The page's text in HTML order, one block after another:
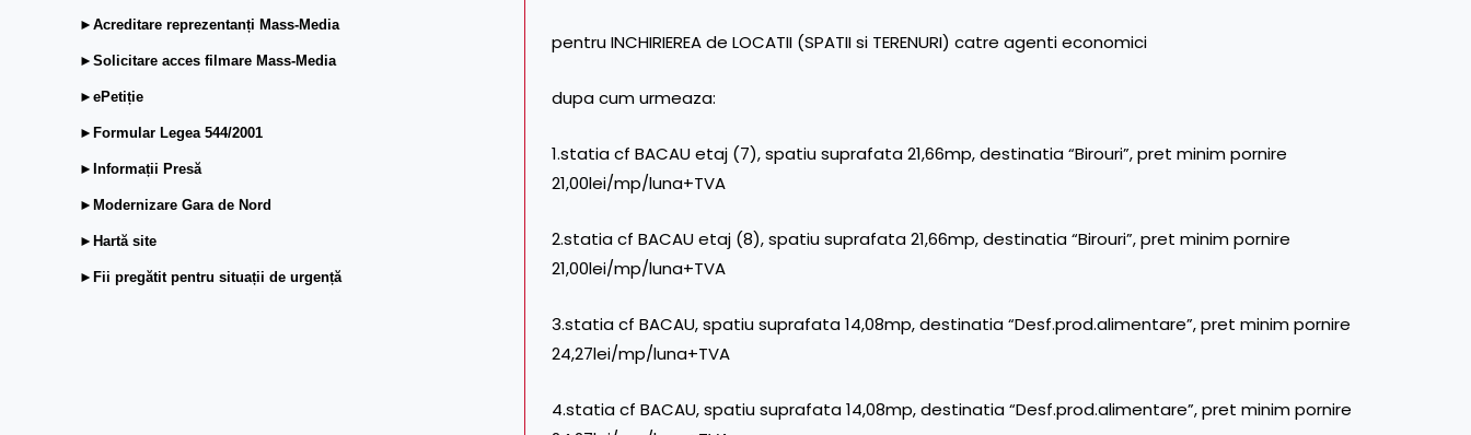
►Acreditare reprezentanți Mass-Media
►Solicitare acces filmare Mass-Media
►ePetiție
►Formular Legea 544/2001
►Informații Presă
►Modernizare Gara de Nord
►Hartă site
►Fii pregătit pentru situații de urgență
pentru INCHIRIEREA de LOCATII (SPATII si TERENURI) catre agenti economici
dupa cum urmeaza:
1.statia cf BACAU etaj (7), spatiu suprafata 21,66mp, destinatia “Birouri”, pret minim pornire
21,00lei/mp/luna+TVA
2.statia cf BACAU etaj (8), spatiu suprafata 21,66mp, destinatia “Birouri”, pret minim pornire
21,00lei/mp/luna+TVA
3.statia cf BACAU, spatiu suprafata 14,08mp, destinatia “Desf.prod.alimentare”, pret minim pornire
24,27lei/mp/luna+TVA
4.statia cf BACAU, spatiu suprafata 14,08mp, destinatia “Desf.prod.alimentare”, pret minim pornire